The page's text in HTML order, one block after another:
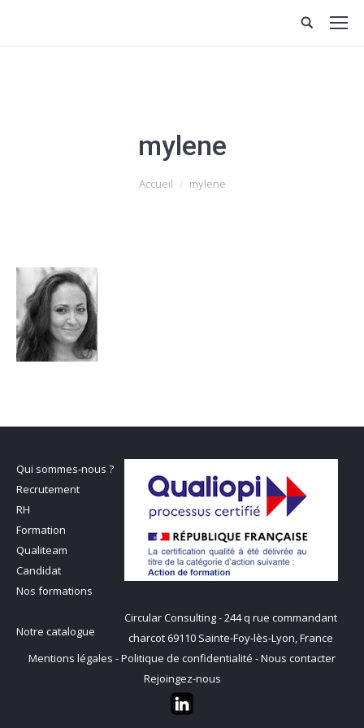
mylene
Accueil mylene
Qui sommes-nous ?
Recrutement
RH
Formation
Qualiteam
Candidat
Nos formations
Notre catalogue
Circular Consulting - 244 q rue commandant
charcot 69110 Sainte-Foy-lès-Lyon, France
Mentions légales -Politique de confidentialité -Nous contacter
Rejoingez-nous